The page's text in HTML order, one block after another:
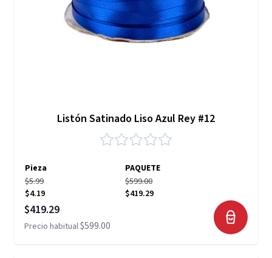
Listón Satinado Liso Azul Rey #12
Pieza
PAQUETE
$5.99
$4.19
$599.00
$419.29
Precio especial
$419.29
Precio habitual$599.00